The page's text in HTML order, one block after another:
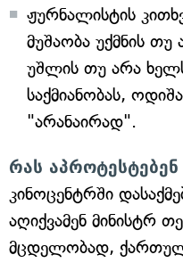
ჟურნალისტის
მუშაობა უქმნის
უშლის თუ არა
საქმიანობას,
"არანაირად".
რას
კინოცენტრში
აღიქვამენ მინისტრ
მცდელობად,